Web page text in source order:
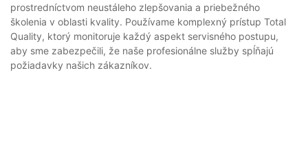
prostredníctvom neustáleho zlepšovania a priebežného
školenia v oblasti kvality. Používame komplexný prístup Total
Quality, ktorý monitoruje každý aspekt servisného postupu,
aby sme zabezpečili, že naše profesionálne služby spĺňajú
požiadavky našich zákazníkov.